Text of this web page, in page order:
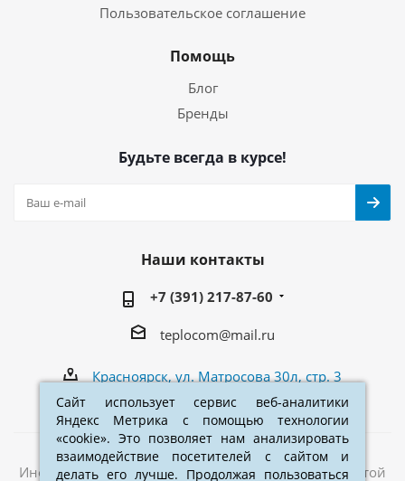
Пользовательское соглашение
Помощь
Блог
Бренды
Будьте всегда в курсе!
Наши контакты
+7 (391) 217-87-60
teplocom@mail.ru
Красноярск, ул. Матросова 30л, стр. 3
Информация на сайте не является публичной офертой
Сайт использует сервис веб-аналитики
Яндекс Метрика с помощью технологии
«cookie». Это позволяет нам анализировать
взаимодействие посетителей с сайтом и
делать его лучше. Продолжая пользоваться
Сайт использует сервис веб-аналитики
Яндекс Метрика с помощью технологии
«cookie». Это позволяет нам анализировать
взаимодействие посетителей с сайтом и
делать его лучше. Продолжая пользоваться